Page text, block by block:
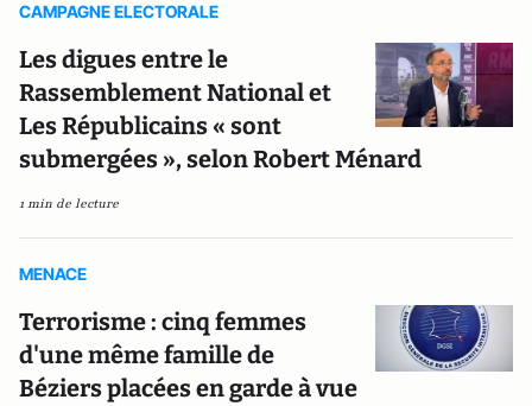
CAMPAGNE ELECTORALE
Les digues entre le
Rassemblement National et
Les Républicains « sont
submergées », selon Robert Ménard
1 min de lecture
MENACE
Terrorisme : cinq femmes
d'une même famille de
Béziers placées en garde à vue